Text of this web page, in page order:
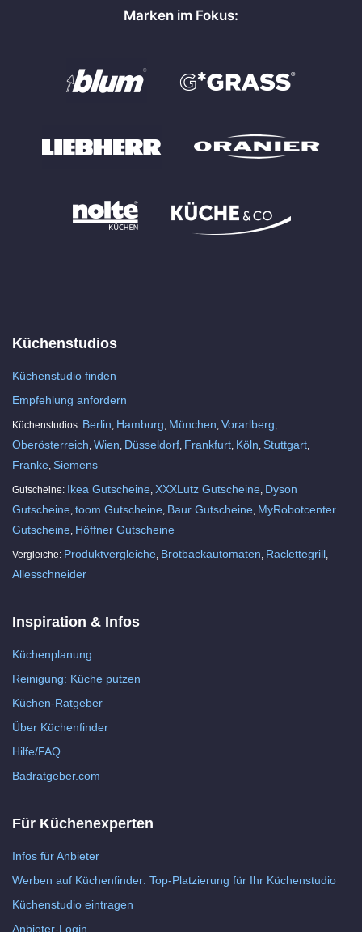
Marken im Fokus:
Küchenstudios
Küchenstudio finden
Empfehlung anfordern
Küchenstudios: Berlin Hamburg München Vorarlberg
Oberösterreich Wien Düsseldorf Frankfurt Köln Stuttgart
Franke Siemens
Gutscheine: Ikea Gutscheine XXXLutz Gutscheine Dyson
Gutscheine toom Gutscheine Baur Gutscheine MyRobotcenter
Gutscheine Höffner Gutscheine
Vergleiche: Produktvergleiche Brotbackautomaten Raclettegrill
Allesschneider
Inspiration & Infos
Küchenplanung
Reinigung: Küche putzen
Küchen-Ratgeber
Über Küchenfinder
Hilfe/FAQ
Badratgeber.com
Für Küchenexperten
Infos für Anbieter
Werben auf Küchenfinder: Top-Platzierung für Ihr Küchenstudio
Küchenstudio eintragen
Anbieter-Login